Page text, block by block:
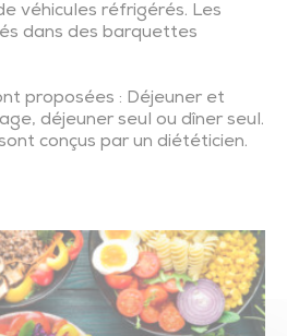
– Familles
du patrimoine
véhicules réfrigérés. Les
dans des barquettes
proposées : Déjeuner et
déjeuner seul ou dîner seul.
conçus par un diététicien.